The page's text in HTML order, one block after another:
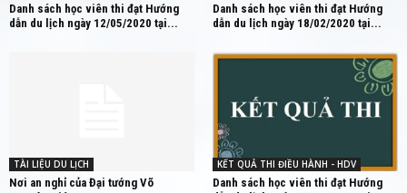
Danh sách học viên thi đạt Hướng
dẫn du lịch ngày 12/05/2020 tại...
Danh sách học viên thi đạt Hướng
dẫn du lịch ngày 18/02/2020 tại...
TÀI LIỆU DU LỊCH
Nơi an nghỉ của Đại tướng Võ
KẾT QUẢ THI ĐIỀU HÀNH - HDV
Danh sách học viên thi đạt Hướng